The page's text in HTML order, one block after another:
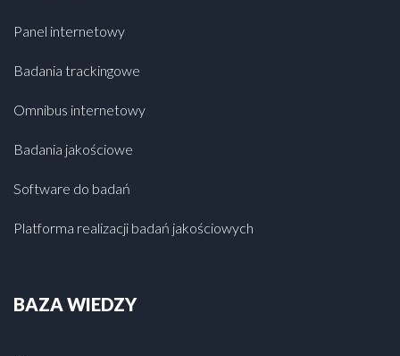
Panel internetowy
Badania trackingowe
Omnibus internetowy
Badania jakościowe
Software do badań
Platforma realizacji badań jakościowych
BAZA WIEDZY